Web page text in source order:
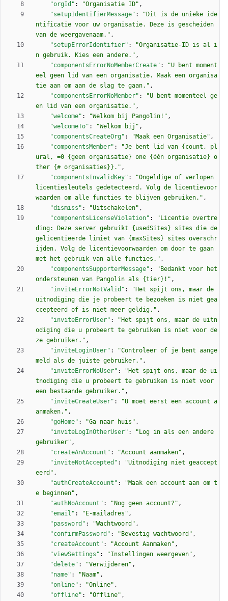
"orgId" : "Organisatie ID" ,
"setupIdentifierMessage" :
"Dit is de unieke ide
ntificatie voor uw organisatie. Deze is gescheiden
van de weergavenaam." ,
"setupErrorIdentifier" :
"Organisatie-ID is al i
n gebruik. Kies een andere." ,
"componentsErrorNoMemberCreate" :
"U bent moment
eel geen lid van een organisatie. Maak een organisa
tie aan om aan de slag te gaan." ,
"componentsErrorNoMember" :
"U bent momenteel ge
en lid van een organisatie." ,
"welcome" : "Welkom bij Pangolin!" ,
"welcomeTo" : "Welkom bij" ,
"componentsCreateOrg" : "Maak een Organisatie" ,
"componentsMember" :
"Je bent lid van {count, pl
ural, =0 {geen organisatie} one {één organisatie} o
ther {# organisaties}}." ,
"componentsInvalidKey" :
"Ongeldige of verlopen
licentiesleutels gedetecteerd. Volg de licentievoor
waarden om alle functies te blijven gebruiken." ,
"dismiss" : "Uitschakelen" ,
"componentsLicenseViolation" :
"Licentie overtre
ding: Deze server gebruikt {usedSites} sites die de
gelicentieerde limiet van {maxSites} sites overschr
ijden. Volg de licentievoorwaarden om door te gaan
met het gebruik van alle functies." ,
"componentsSupporterMessage" :
"Bedankt voor het
ondersteunen van Pangolin als {tier}!" ,
"inviteErrorNotValid" :
"Het spijt ons, maar de
uitnodiging die je probeert te bezoeken is niet gea
ccepteerd of is niet meer geldig." ,
"inviteErrorUser" :
"Het spijt ons, maar de uitn
odiging die u probeert te gebruiken is niet voor de
ze gebruiker." ,
"inviteLoginUser" :
"Controleer of je bent aange
meld als de juiste gebruiker." ,
"inviteErrorNoUser" :
"Het spijt ons, maar de ui
tnodiging die u probeert te gebruiken is niet voor
een bestaande gebruiker." ,
"inviteCreateUser" :
"U moet eerst een account a
anmaken." ,
"goHome" : "Ga naar huis" ,
"inviteLogInOtherUser" :
"Log in als een andere
gebruiker" ,
"createAnAccount" : "Account aanmaken" ,
"inviteNotAccepted" :
"Uitnodiging niet geaccept
eerd" ,
"authCreateAccount" :
"Maak een account aan om t
e beginnen" ,
"authNoAccount" : "Nog geen account?" ,
"email" : "E-mailadres" ,
"password" : "Wachtwoord" ,
"confirmPassword" : "Bevestig wachtwoord" ,
"createAccount" : "Account Aanmaken" ,
"viewSettings" : "Instellingen weergeven" ,
"delete" : "Verwijderen" ,
"name" : "Naam" ,
"online" : "Online" ,
"offline" : "Offline" ,